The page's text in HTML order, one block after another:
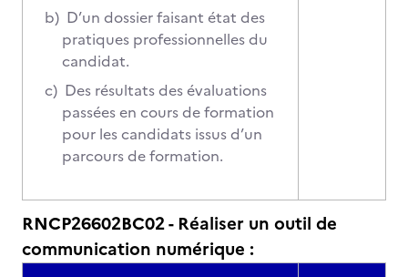
b) D’un dossier faisant état des
pratiques professionnelles du
candidat.
c) Des résultats des évaluations
passées en cours de formation
pour les candidats issus d’un
parcours de formation.
RNCP26602BC02 - Réaliser un outil de
communication numérique :